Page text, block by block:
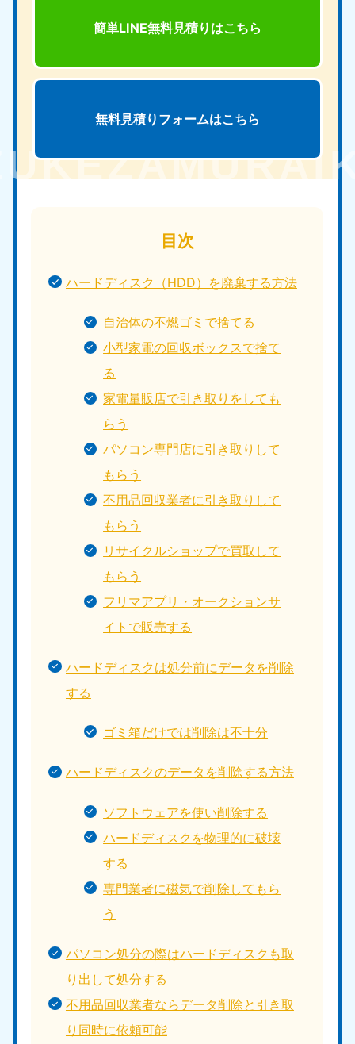
簡単LINE無料見積りはこちら
無料見積りフォームはこちら
目次
ハードディスク（HDD）を廃棄する方法
自治体の不燃ゴミで捨てる
小型家電の回収ボックスで捨て
る
家電量販店で引き取りをしても
らう
パソコン専門店に引き取りして
もらう
不用品回収業者に引き取りして
もらう
リサイクルショップで買取して
もらう
フリマアプリ・オークションサ
イトで販売する
ハードディスクは処分前にデータを削除
する
ゴミ箱だけでは削除は不十分
ハードディスクのデータを削除する方法
ソフトウェアを使い削除する
ハードディスクを物理的に破壊
する
専門業者に磁気で削除してもら
う
パソコン処分の際はハードディスクも取
り出して処分する
不用品回収業者ならデータ削除と引き取
り同時に依頼可能